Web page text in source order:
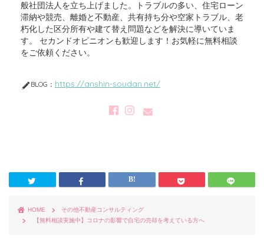
般社団法人を立ち上げました。トラブルの多い、住宅ローン
滞納や競売、離婚と不動産、共有持ち分や空家トラブル、老
朽化した区分所有や建て替え問題などを解決に導いていま
す。 セカンドオピニオンも歓迎します！お気軽に無料相談
をご依頼ください。
BLOG： https://anshin-soudan.net/
HOME
その他不動産コンサルティング
【無料相談実施中】コロナの影響で自宅の売却を考えている方へ